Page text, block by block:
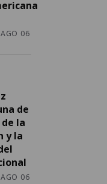
06
de
la
y la
06